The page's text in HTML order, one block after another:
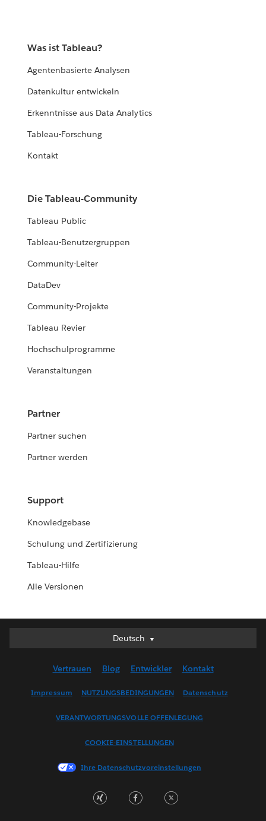
Was ist Tableau?
Agentenbasierte Analysen
Datenkultur entwickeln
Erkenntnisse aus Data Analytics
Tableau-Forschung
Kontakt
Die Tableau-Community
Tableau Public
Tableau-Benutzergruppen
Community-Leiter
DataDev
Community-Projekte
Tableau Revier
Hochschulprogramme
Veranstaltungen
Partner
Partner suchen
Partner werden
Support
Knowledgebase
Schulung und Zertifizierung
Tableau-Hilfe
Alle Versionen
Deutsch
Deutsch
English (US)
Français (France)
한국어
Português
Vertrauen Blog Entwickler Kontakt
Impressum NUTZUNGSBEDINGUNGEN Datenschutz
VERANTWORTUNGSVOLLE OFFENLEGUNG
COOKIE-EINSTELLUNGEN
Ihre Datenschutzvoreinstellungen